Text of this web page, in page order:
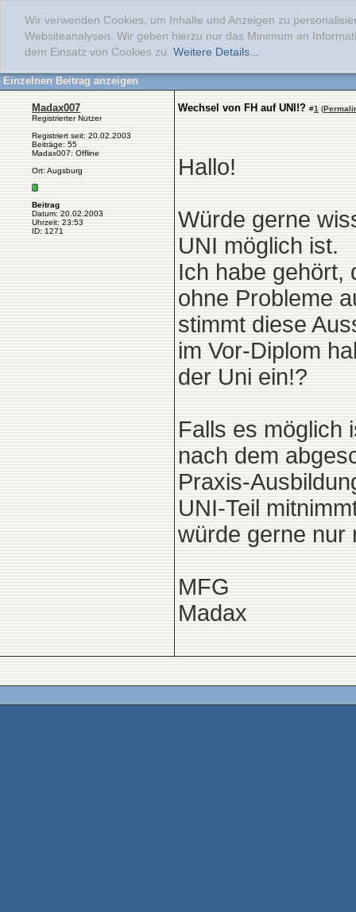
Wir verwenden Cookies, um Inhalte und Anzeigen zu
Websiteanalysen. Wir geben hierzu nur das Minimum an
dem Einsatz von Cookies zu. Weitere Details...
Einzelnen Beitrag anzeigen
Madax007
Registrierter Nutzer
Registriert seit: 20.02.2003
Beiträge: 55
Madax007: Offline
Ort: Augsburg
Beitrag
Datum: 20.02.2003
Uhrzeit: 23:53
ID: 1271
Wechsel von FH auf UNI!? #1 (
Hallo!
Würde gerne
UNI möglich ist.
Ich habe gehört,
ohne Probleme
stimmt diese
im Vor-Diplom
der Uni ein!?
Falls es möglich
nach dem
Praxis-
UNI-Teil
würde gerne nur
MFG
Madax